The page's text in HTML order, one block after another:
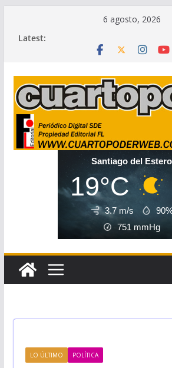
6 agosto, 2026
Latest:
Santiago del Estero
19°C
3.7 m/s
751 mmHg
LO ÚLTIMO POLÍTICA